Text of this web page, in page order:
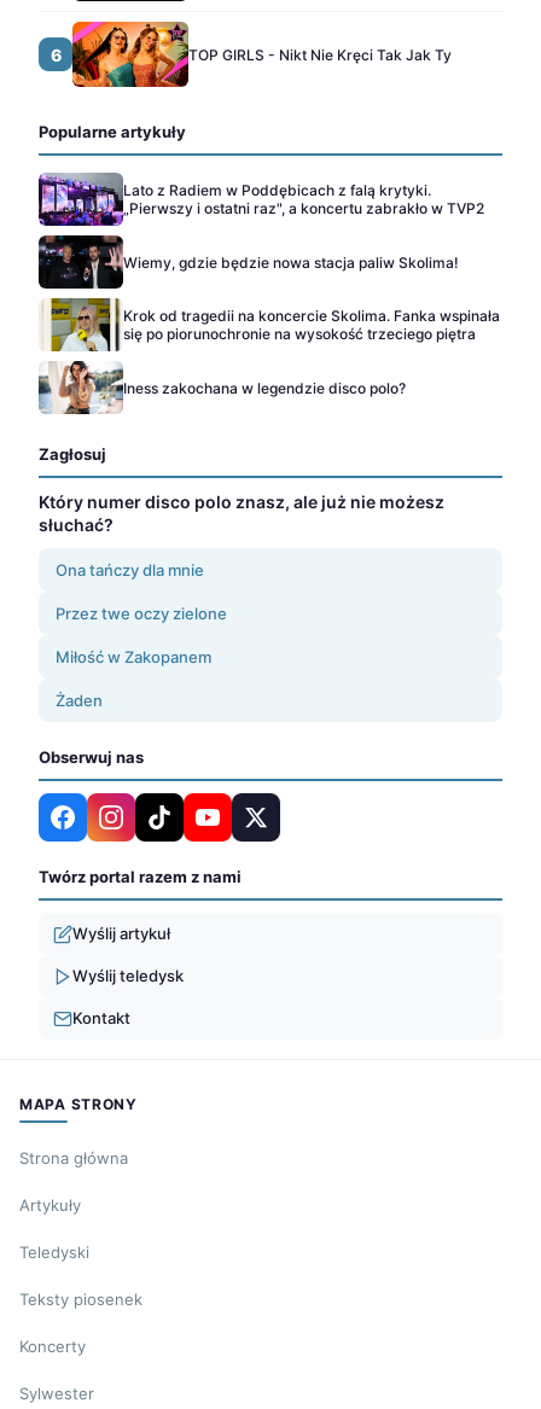
6 TOP GIRLS - Nikt Nie Kręci Tak Jak Ty
Popularne artykuły
Lato z Radiem w Poddębicach z falą krytyki.
„Pierwszy i ostatni raz", a koncertu zabrakło w TVP2
Wiemy, gdzie będzie nowa stacja paliw Skolima!
Krok od tragedii na koncercie Skolima. Fanka wspinała
się po piorunochronie na wysokość trzeciego piętra
Iness zakochana w legendzie disco polo?
Zagłosuj
Który numer disco polo znasz, ale już nie możesz
słuchać?
Ona tańczy dla mnie
Przez twe oczy zielone
Miłość w Zakopanem
Żaden
Obserwuj nas
Twórz portal razem z nami
Wyślij artykuł
Wyślij teledysk
Kontakt
MAPA STRONY
Strona główna
Artykuły
Teledyski
Teksty piosenek
Koncerty
Sylwester